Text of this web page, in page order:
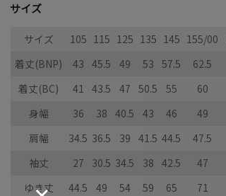
サイズ
サイズ 105 115 125 135 145 155/00
着丈(BNP)
43 45.5 49 53 57.5 62.5
着丈(BC)
41 43.5 47 50.5 55 60
身幅
36 38 40.5 43 46 49
肩幅
34.5 36.5 39 41.5 44.5 47.5
袖丈
27 30.5 34.5 38 42.5 47
ゆき丈
44.5 49 54 59 65 71